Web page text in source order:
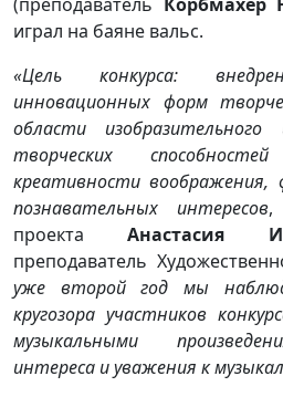
играл на баяне вальс.
«Цель конкурса:
инновационных форм
области изобразительного
творческих
креативности воображения,
познавательных интересов,
проектаАнастасия
преподаватель
уже второй год мы
кругозора участников
музыкальными
интереса и уважения к